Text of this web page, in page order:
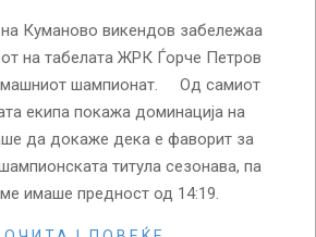
Куманово викендов забележаа
на табелата ЖРК Ѓорче Петров
шампионат. Од самиот
екипа покажа доминација на
да докаже дека е фаворит за
титула сезонава, па
имаше предност од 14:19.